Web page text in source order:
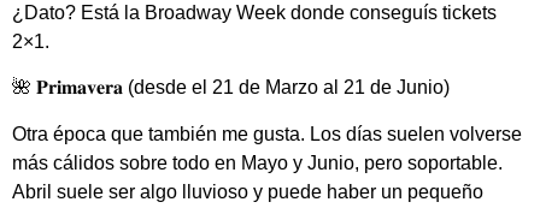
¿Dato? Está la Broadway Week donde conseguís tickets
2×1.
🌺 𝐏𝐫𝐢𝐦𝐚𝐯𝐞𝐫𝐚 (desde el 21 de Marzo al 21 de Junio)
Otra época que también me gusta. Los días suelen volverse
más cálidos sobre todo en Mayo y Junio, pero soportable.
Abril suele ser algo lluvioso y puede haber un pequeño